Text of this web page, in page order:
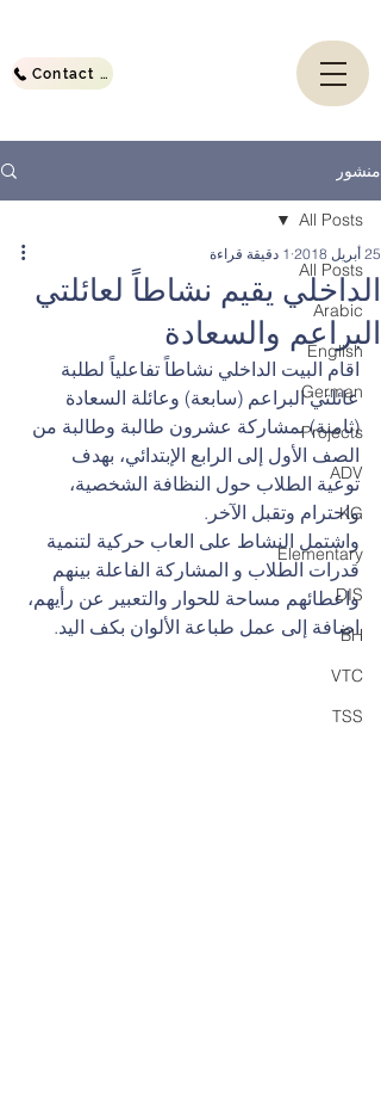
Contact Us
منشور
All Posts
Arabic
English
German
Projects
ADV
KG
Elementary
DIS
BH
VTC
TSS
All Posts
الداخلي يقيم نشاطاً لعائلتي
البراعم والسعادة
25 أبريل 2018 1 دقيقة قراءة
اقام البيت الداخلي نشاطاً تفاعلياً لطلبة
عائلتي البراعم (سابعة) وعائلة السعادة
(ثامنة) بمشاركة عشرون طالبة وطالبة من
الصف الأول إلى الرابع الإبتدائي، بهدف
توعية الطلاب حول النظافة الشخصية،
واحترام وتقبل الآخر.
واشتمل النشاط على العاب حركية لتنمية
قدرات الطلاب و المشاركة الفاعلة بينهم
واعطائهم مساحة للحوار والتعبير عن رأيهم،
اضافة إلى عمل طباعة الألوان بكف اليد.